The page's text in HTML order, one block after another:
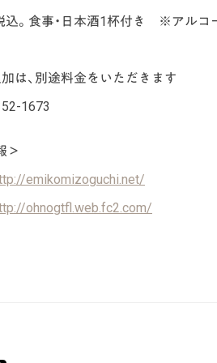
税込。食事・日本酒1杯付き ※アル
は、別途料金をいただきます
1673
＞
emikomizoguchi.net/
ohnogtfl.web.fc2.com/